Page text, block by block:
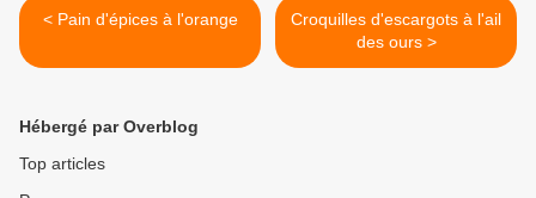
< Pain d'épices à l'orange
Croquilles d'escargots à l'ail
des ours >
Hébergé par Overblog
Top articles